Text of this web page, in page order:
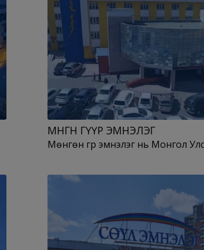
МӨНГӨН ГҮҮР ЭМНЭЛЭГ
Мөнгөн гүүр эмнэлэг нь Монгол